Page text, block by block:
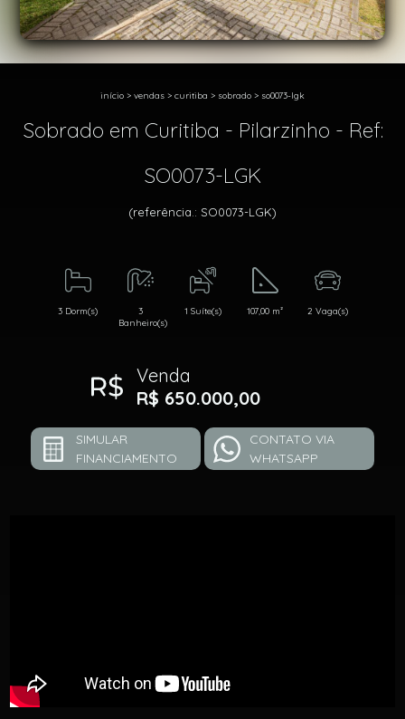
início > vendas > curitiba > sobrado > so0073-lgk
Sobrado em Curitiba - Pilarzinho - Ref:
SO0073-LGK
(referência.: SO0073-LGK)
3 Dorm(s)
3
Banheiro(s)
1 Suíte(s) 107,00 m² 2 Vaga(s)
Venda
R$ 650.000,00
SIMULAR
FINANCIAMENTO
CONTATO VIA
WHATSAPP